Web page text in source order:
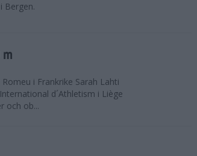
Bergen.
i Frankrike Sarah Lahti
d´Athletism i Liège
och ob...